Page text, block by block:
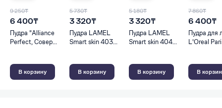
9 250₸
6 400₸
Пудра "Alliance
Perfect, Совер...
В корзину
5 730₸
3 320₸
Пудра LAMEL
Smart skin 403...
В корзину
5 180₸
3 320₸
Пудра LAMEL
Smart skin 404...
В корзину
7 860₸
6 400₸
Пудра для
L'Oreal
В